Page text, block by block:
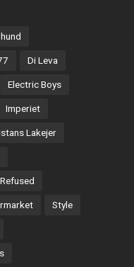
Di Leva
Electric Boys
Imperiet
Lakejer
Refused
Style